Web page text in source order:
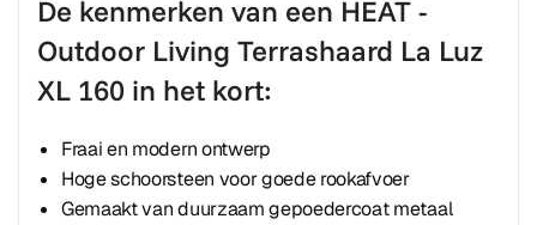
De kenmerken van een HEAT -
Outdoor Living Terrashaard La Luz
XL 160 in het kort:
Fraai en modern ontwerp
Hoge schoorsteen voor goede rookafvoer
Gemaakt van duurzaam gepoedercoat metaal